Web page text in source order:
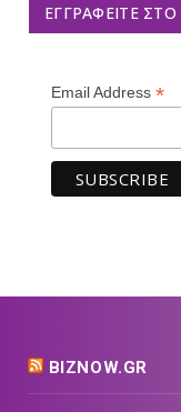
ΕΓΓΡΑΦΕΊΤΕ ΣΤΟ
Email Address *
BIZNOW.GR